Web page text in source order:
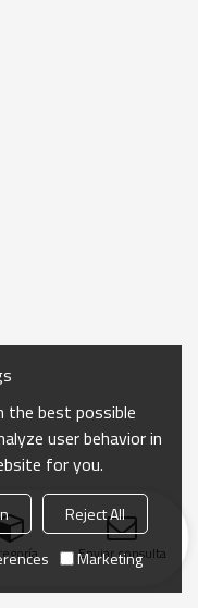
Enviar consulta
the best possible
user behavior in
for you.
Reject All
Marketing